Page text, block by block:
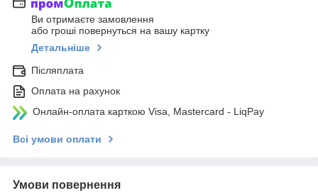
Ви отримаєте замовлення
або гроші повернуться на вашу картку
Детальніше
Післяплата
Оплата на рахунок
Онлайн-оплата карткою Visa, Mastercard - LiqPay
Всі умови оплати
Умови повернення